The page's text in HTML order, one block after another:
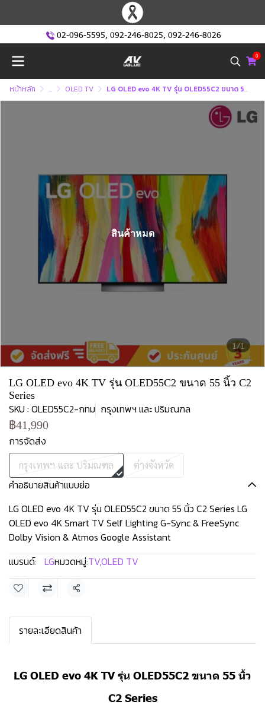
02-096-5595, 092-246-8025, 092-246-8026
0
หน้าหลัก ... OLED TV LG OLED evo 4K TV รุ่น OLED55C2 ขนาด 55 นิ้ว C2 Series
1/1
สินค้าหมด
LG OLED evo 4K TV รุ่น OLED55C2 ขนาด 55 นิ้ว C2
Series
SKU : OLED55C2-กทม กรุงเทพฯ และ ปริมณฑล
฿41,990
การจัดส่ง
กรุงเทพฯ และ ปริมณฑล ต่างจังหวัด
คำอธิบายสินค้าแบบย่อ
LG OLED evo 4K TV รุ่น OLED55C2 ขนาด 55 นิ้ว C2 Series LG
OLED evo 4K Smart TV Self Lighting G-Sync & FreeSync
Dolby Vision & Atmos Google Assistant
แบรนด์: LGหมวดหมู่:TV,OLED TV
แชร์
รายละเอียดสินค้า
LG OLED evo 4K TV รุ่น OLED55C2 ขนาด 55 นิ้ว
C2 Series